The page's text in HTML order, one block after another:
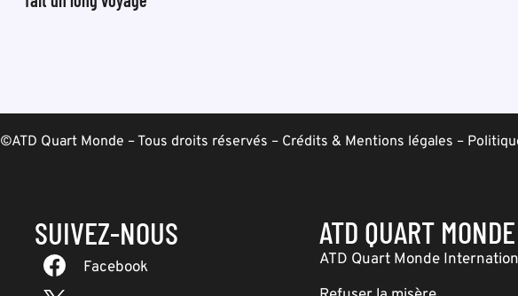
©ATD Quart Monde – Tous droits réservés – Crédits & Mentions légales –
SUIVEZ-NOUS
Facebook
ATD QUART MONDE
ATD Quart Monde